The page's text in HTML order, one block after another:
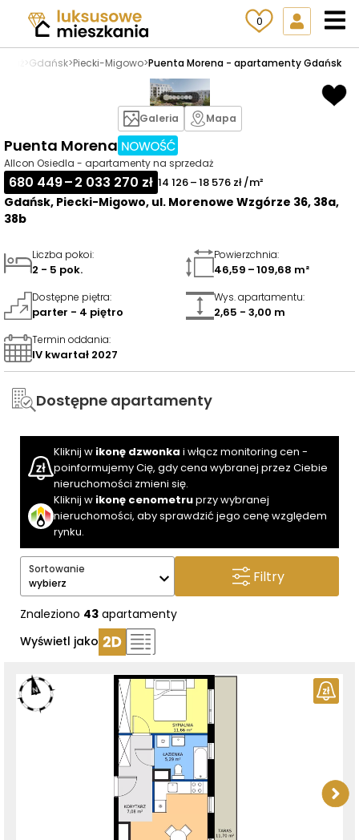
0
Gdańsk>Piecki-Migowo>Puenta Morena - apartamenty Gdańsk
Puenta Morena
Allcon Osiedla - apartamenty na sprzedaż
680 449 – 2 033 270 zł 14 126 – 18 576 zł /m²
Gdańsk, Piecki-Migowo, ul. Morenowe Wzgórze 36, 38a,
38b
Galeria Mapa
Liczba pokoi:
2 - 5 pok.
Powierzchnia:
46,59 – 109,68 m²
Dostępne piętra:
parter - 4 piętro
Wys. apartamentu:
2,65 - 3,00 m
Termin oddania:
IV kwartał 2027
Dostępne apartamenty
Kliknij w ikonę dzwonka i włącz monitoring cen -
poinformujemy Cię, gdy cena wybranej przez Ciebie
nieruchomości zmieni się.
Kliknij w ikonę cenometruprzy wybranej
nieruchomości, aby sprawdzić jego cenę względem
rynku.
Filtry
Sortowanie
wybierz
Znaleziono 43 apartamenty
Wyświetl jako